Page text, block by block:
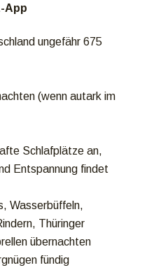
App
ungefähr 675
(wenn autark im
Schlafplätze an,
Entspannung findet
Wasserbüffeln,
Thüringer
übernachten
fündig